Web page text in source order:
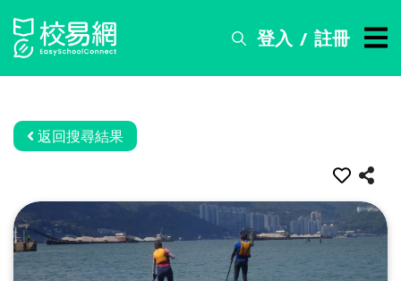
登入 / 註冊
搜
務
資
訊
關
返回搜尋結果